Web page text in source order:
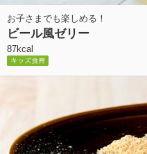
お子さまでも楽しめる！
ビール風ゼリー
87kcal